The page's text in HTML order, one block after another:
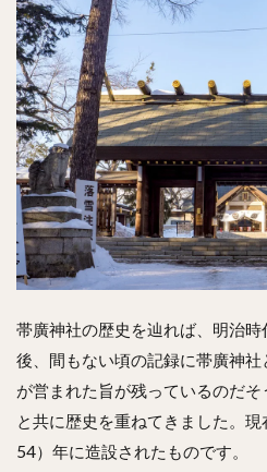
帯廣神社の歴史を辿れば、明治
後、間もない頃の記録に帯廣神
が営まれた旨が残っているのだ
と共に歴史を重ねてきました。
54）年に造設されたものです。